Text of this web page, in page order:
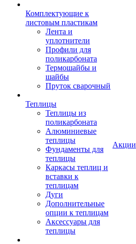
Комплектующие к
листовым пластикам
Лента и
уплотнители
Профили для
поликарбоната
Термошайбы и
шайбы
Пруток сварочный
Теплицы
Теплицы из
поликарбоната
Алюминиевые
теплицы
Фундаменты для
теплицы
Каркасы теплиц и
вставки к
теплицам
Дуги
Дополнительные
опции к теплицам
Аксессуары для
теплицы
Акции